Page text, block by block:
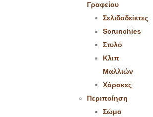
Γραφείου
Σελιδοδείκτες
Scrunchies
Στυλό
Κλιπ
Μαλλιών
Χάρακες
Περιποίηση
Σώμα